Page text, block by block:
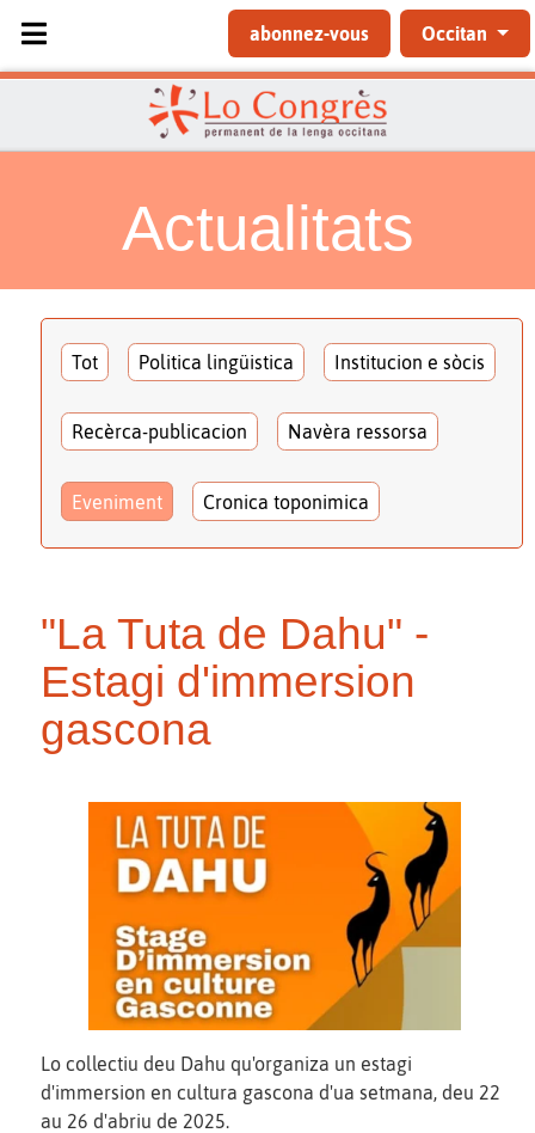
Sélectionnez votre langue
abonnez-vous Occitan
Actualitats
Tot Politica lingüistica Institucion e sòcis
Recèrca-publicacion Navèra ressorsa
Eveniment Cronica toponimica
"La Tuta de Dahu" -
Estagi d'immersion
gascona
Lo collectiu deu Dahu qu'organiza un estagi
d'immersion en cultura gascona d'ua setmana, deu 22
au 26 d'abriu de 2025.